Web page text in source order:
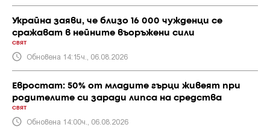
Украйна заяви, че близо 16 000 чужденци се
сражават в нейните въоръжени сили
СВЯТ
Обновена 14:15ч., 06.08.2026
Евростат: 50% от младите гърци живеят при
родителите си заради липса на средства
СВЯТ
Обновена 14:00ч., 06.08.2026